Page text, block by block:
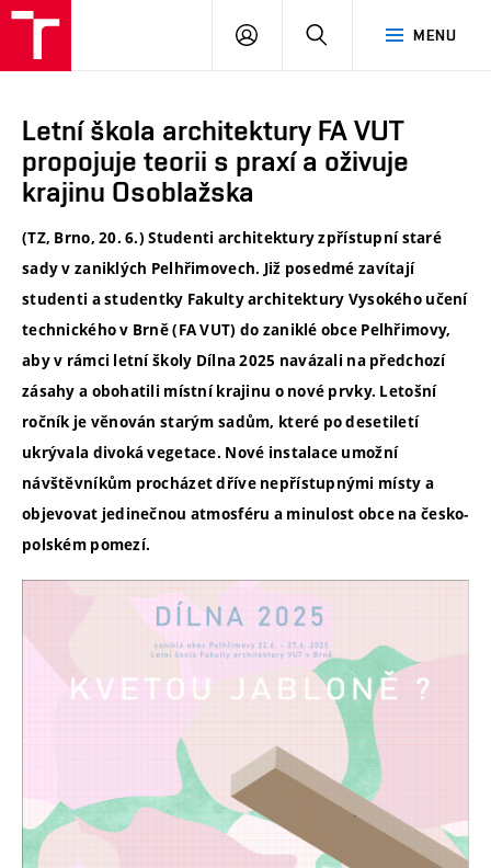
MENU
PŘIHLÁSIT
Letní škola architektury FA VUT
propojuje teorii s praxí a oživuje
krajinu Osoblažska
(TZ, Brno, 20. 6.) Studenti architektury zpřístupní staré
sady v zaniklých Pelhřimovech. Již posedmé zavítají
studenti a studentky Fakulty architektury Vysokého učení
technického v Brně (FA VUT) do zaniklé obce Pelhřimovy,
aby v rámci letní školy Dílna 2025 navázali na předchozí
zásahy a obohatili místní krajinu o nové prvky. Letošní
ročník je věnován starým sadům, které po desetiletí
ukrývala divoká vegetace. Nové instalace umožní
návštěvníkům procházet dříve nepřístupnými místy a
objevovat jedinečnou atmosféru a minulost obce na česko-
polském pomezí.